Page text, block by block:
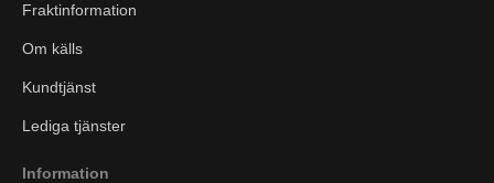
Fraktinformation
Om källs
Kundtjänst
Lediga tjänster
Information